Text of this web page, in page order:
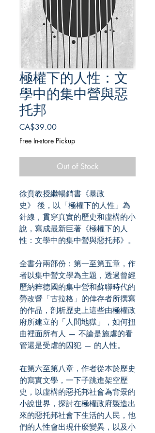
極權下的人性：文
學中的集中營與惡
托邦
CA$39.00Price
Free In-store Pickup
Out of Stock
徐賁教授繼暢銷書《暴政
史》 後，以「極權下的人性」為
針線，貫穿真實的歷史和虛構的小
說，寫成最新巨著《極權下的人
性：文學中的集中營與惡托邦》。
全書分兩部份：第一至第五章，作
者以集中營文學為主題，透過曾經
歷納粹德國的集中營和蘇聯時代的
勞改營「古拉格」的倖存者所撰寫
的作品，剖析歷史上這些由極權政
府所建立的「人間地獄」，如何扭
曲裡面所有人 — 不論是施虐的看
管還是受虐的囚犯 — 的人性。
在第六至第八章，作者從本於歷史
的寫實文學，一下子跳進架空歷
史，以虛構的惡托邦社會為背景的
小說世界，探討在極權政府製造出
來的惡托邦社會下生活的人民，他
們的人性會出現什麼變異，以及小